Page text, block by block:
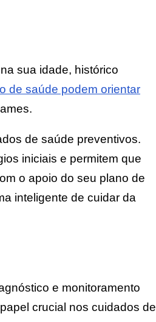
sua idade, histórico
de saúde podem orientar
de saúde preventivos.
iniciais e permitem que
o apoio do seu plano de
inteligente de cuidar da
e monitoramento
crucial nos cuidados de